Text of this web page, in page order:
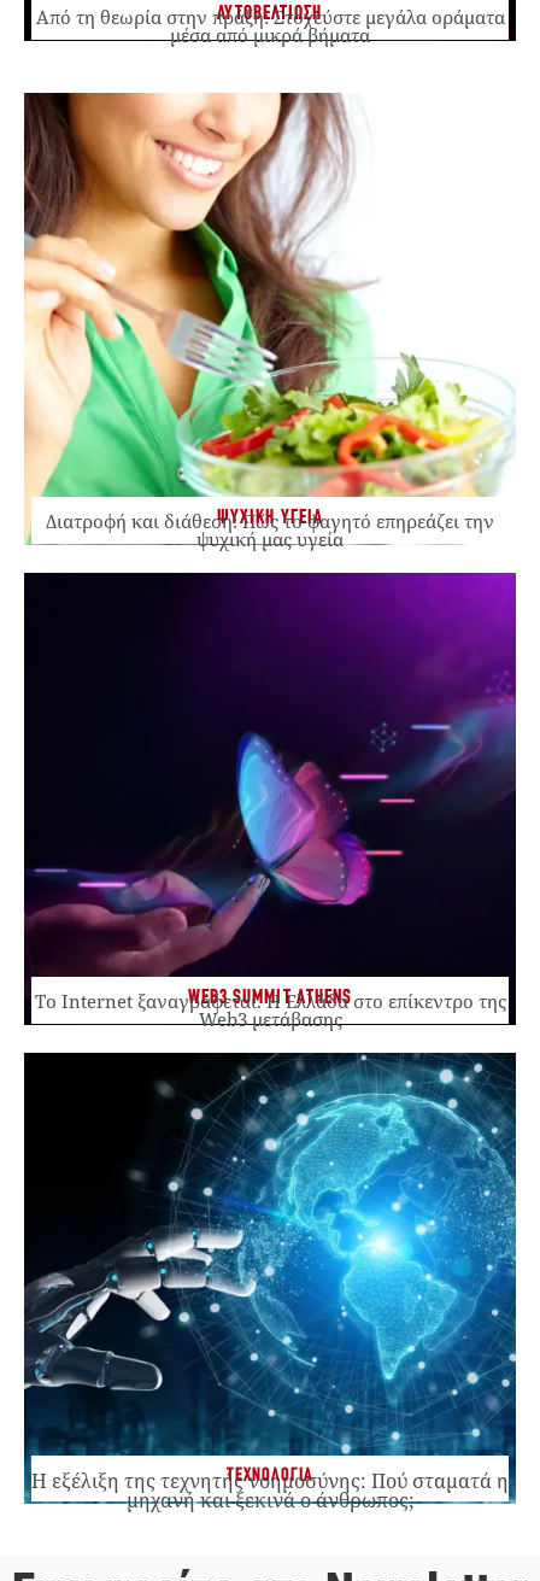
ΑΥΤΟΒΕΛΤΙΩΣΗ
Από τη θεωρία στην πράξη: Στοχεύστε μεγάλα οράματα
μέσα από μικρά βήματα
ΨΥΧΙΚΗ ΥΓΕΙΑ
Διατροφή και διάθεση: Πώς το φαγητό επηρεάζει την
ψυχική μας υγεία
WEB3 SUMMIT ATHENS
Το Internet ξαναγράφεται. Η Ελλάδα στο επίκεντρο της
Web3 μετάβασης
ΤΕΧΝΟΛΟΓΙΑ
Η εξέλιξη της τεχνητής νοημοσύνης: Πού σταματά η
μηχανή και ξεκινά ο άνθρωπος;